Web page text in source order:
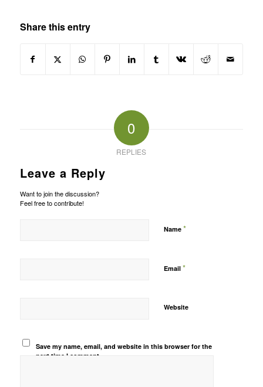
Share this entry
0
REPLIES
Leave a Reply
Want to join the discussion?
Feel free to contribute!
Name *
Email *
Website
Save my name, email, and website in this browser for the
next time I comment.